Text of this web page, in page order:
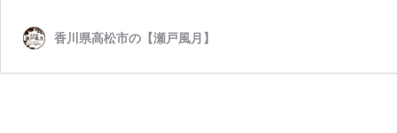
香川県高松市の【瀬戸風月】